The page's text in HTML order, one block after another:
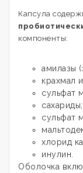
Капсула
компоненты:
амилазы
крахмал
сульфат
сахариды;
сульфат
хлорид
инулин.
Оболочка